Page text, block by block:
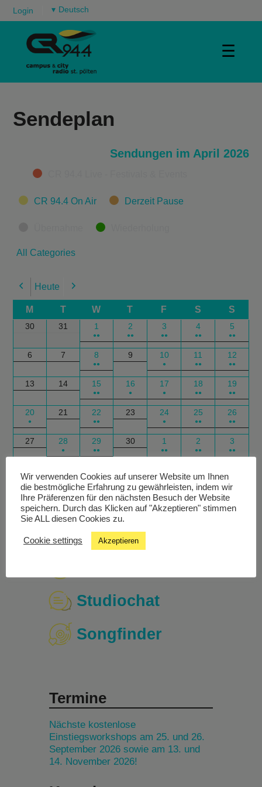
Login ▾
☰
Sendeplan
Sendungen im April 2026
Categories
CR 94.4 On Air Derzeit Pause
All Categories
Previous
Heute Next
M T W T F S S
30 31 1
●●
2
●●
3
●●
4
●●
5
●●
6 7 8
●●
9 10
●
11
●●
12
●●
13 14 15
●●
16
●
17
●
18
●●
19
●●
20
●
21 22
●●
23 24
●
25
●●
26
●●
27 28
●
29
●●
30 1
●●
2
●●
3
●●
Subscribe
in
Google
Subscribe
in
Outlook
Export
for
Google
Export
for
Outlook
Studiochat
Songfinder
Termine
Nächste kostenlose
Einstiegsworkshops am 25. und 26.
September 2026 sowie am 13. und
14. November 2026!
Wir verwenden Cookies auf unserer Website um Ihnen
die bestmögliche Erfahrung zu gewährleisten, indem wir
Ihre Präferenzen für den nächsten Besuch der Website
speichern. Durch das Klicken auf "Akzeptieren" stimmen
Sie ALL diesen Cookies zu.
Cookie settings Akzeptieren